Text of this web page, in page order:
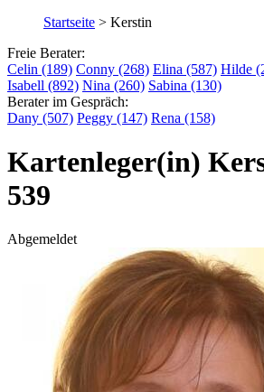
Startseite > Kerstin
Freie Berater:
Celin (189) Conny (268) Elina (587) Hilde
Isabell (892) Nina (260) Sabina (130)
Berater im Gespräch:
Dany (507) Peggy (147) Rena (158)
Kartenleger(in)
539
Abgemeldet